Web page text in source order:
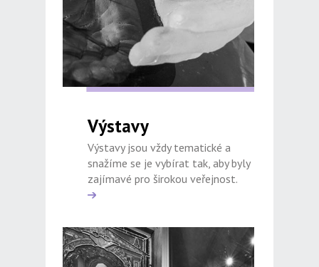
Výstavy
Výstavy jsou vždy tematické a
snažíme se je vybírat tak, aby byly
zajímavé pro širokou veřejnost.